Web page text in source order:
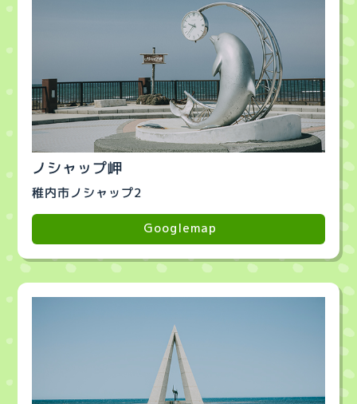
ノシャップ岬
稚内市ノシャップ2
Googlemap